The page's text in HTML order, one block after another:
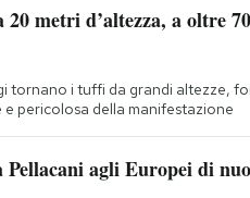
metri d’altezza, a oltre 70
tornano i tuffi da grandi altezze,
pericolosa della manifestazione
agli Europei di